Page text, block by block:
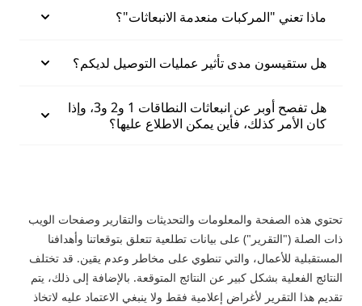
ماذا تعني "المركبات منعدمة الانبعاثات"؟
هل ستقيسون مدى تأثير عمليات التوصيل لديكم؟
هل تفصح أوبر عن انبعاثات النطاقات 1 و2 و3، وإذا
كان الأمر كذلك، فأين يمكن الاطلاع عليها؟
تحتوي هذه الصفحة والمعلومات والتحديثات والتقارير وصفحات الويب
ذات الصلة ("التقرير") على بيانات تطلعية تتعلق بتوقعاتنا وأهدافنا
المستقبلية للأعمال، والتي تنطوي على مخاطر وعدم يقين. قد تختلف
النتائج الفعلية بشكل كبير عن النتائج المتوقعة. بالإضافة إلى ذلك، يتم
تقديم هذا التقرير لأغراض إعلامية فقط ولا ينبغي الاعتماد عليه لاتخاذ